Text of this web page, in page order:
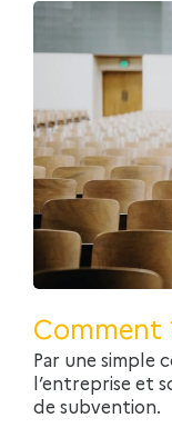
Comment
Par une simple
l’entreprise et
de subvention.